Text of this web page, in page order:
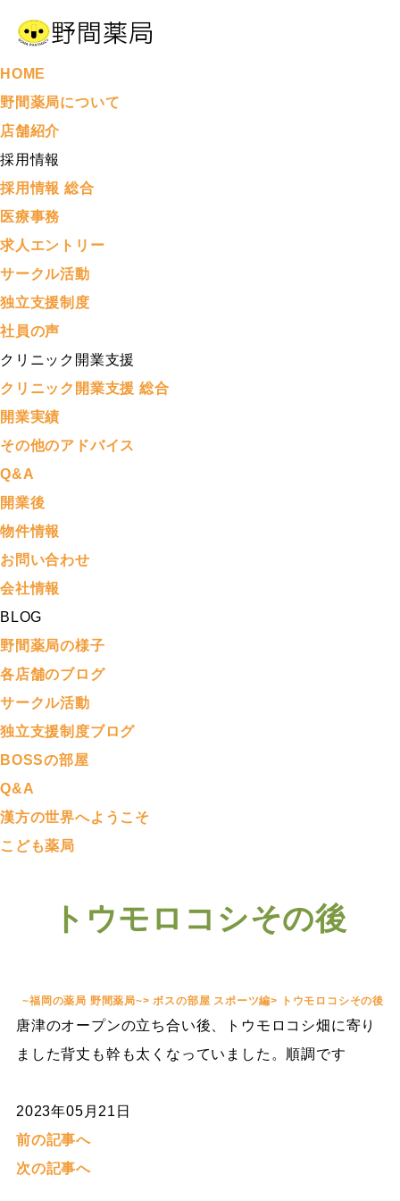
HOME
野間薬局について
店舗紹介
採用情報
採用情報 総合
医療事務
求人エントリー
サークル活動
独立支援制度
社員の声
クリニック開業支援
クリニック開業支援 総合
開業実績
その他のアドバイス
Q&A
開業後
物件情報
お問い合わせ
会社情報
BLOG
野間薬局の様子
各店舗のブログ
サークル活動
独立支援制度ブログ
BOSSの部屋
Q&A
漢方の世界へようこそ
こども薬局
トウモロコシその後
~福岡の薬局 野間薬局~>ボスの部屋 スポーツ編> トウモロコシその後
唐津のオープンの立ち合い後、トウモロコシ畑に寄り
ました背丈も幹も太くなっていました。順調です
2023年05月21日
前の記事へ
次の記事へ